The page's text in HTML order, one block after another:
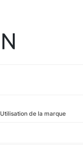
Utilisation de la marque